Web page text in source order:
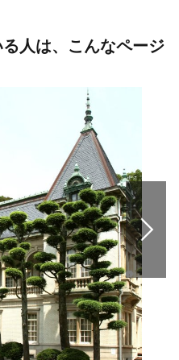
人は、こんなページ